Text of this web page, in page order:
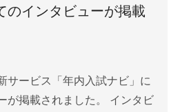
のインタビューが掲載
サービス「年内入試ナビ」に
が掲載されました。 インタビ